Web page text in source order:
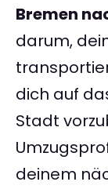
Bremen
darum,
dich auf
Stadt
deinem